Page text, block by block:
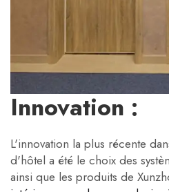
Innovation :
L'innovation la plus récente
d'hôtel a été le choix des
ainsi que les produits de